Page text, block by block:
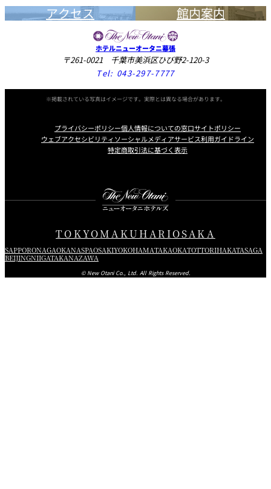
アクセス 館内案内
ホテルニューオータニ幕張
〒261-0021 千葉市美浜区ひび野2-120-3
Tel: 043-297-7777
※掲載されている写真はイメージです。実際とは異なる場合があります。
プライバシーポリシー個人情報についての窓口サイトポリシー
ウェブアクセシビリティソーシャルメディアサービス利用ガイドライン
特定商取引法に基づく表示
TOKYOMAKUHARIOSAKA
SAPPORONAGAOKANASPAOSAKIYOKOHAMATAKAOKATOTTORIHAKATASAGA
BEIJINGNIIGATAKANAZAWA
© New Otani Co., Ltd. All Rights Reserved.